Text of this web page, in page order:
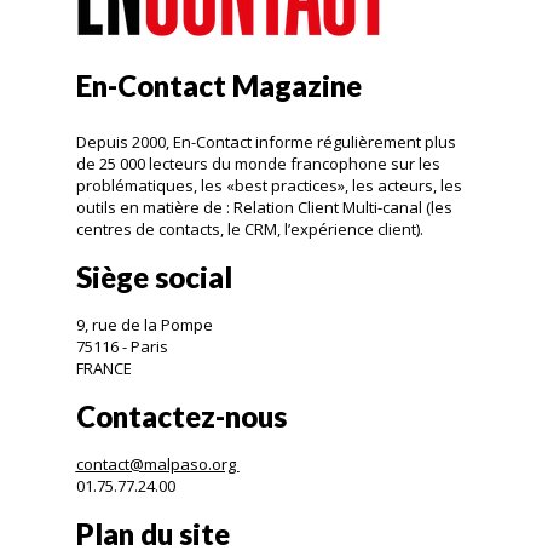
En-Contact Magazine
Depuis 2000, En-Contact informe régulièrement plus
de 25 000 lecteurs du monde francophone sur les
problématiques, les «best practices», les acteurs, les
outils en matière de : Relation Client Multi-canal (les
centres de contacts, le CRM, l’expérience client).
Siège social
9, rue de la Pompe
75116 - Paris
FRANCE
Contactez-nous
contact@malpaso.org
01.75.77.24.00
Plan du site